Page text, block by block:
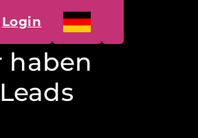
Loginso
haben